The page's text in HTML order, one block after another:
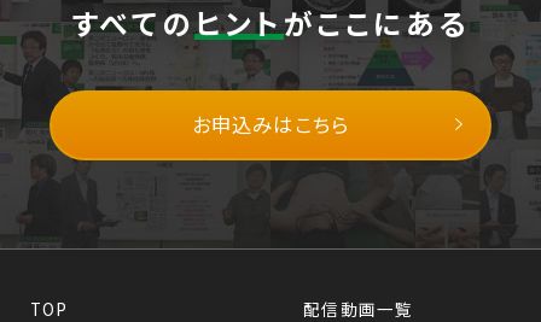
すべてのヒントがここにある
お申込みはこちら
TOP
配信動画一覧